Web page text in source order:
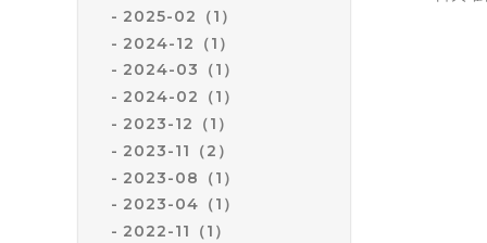
2025-02（1）
2024-12（1）
2024-03（1）
2024-02（1）
2023-12（1）
2023-11（2）
2023-08（1）
2023-04（1）
2022-11（1）